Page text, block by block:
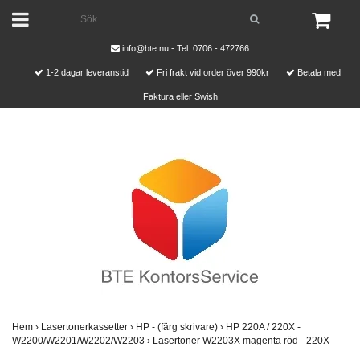
info@bte.nu - Tel: 0706 - 472766
1-2 dagar leveranstid Fri frakt vid order över 990kr Betala med
Faktura eller Swish
Hem › Lasertonerkassetter › HP - (färg skrivare) › HP 220A / 220X -
W2200/W2201/W2202/W2203 › Lasertoner W2203X magenta röd - 220X -